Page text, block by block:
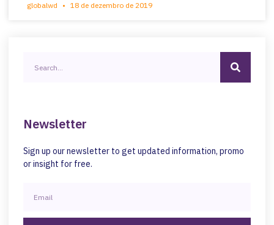
globalwd 18 de dezembro de 2019
Newsletter
Sign up our newsletter to get updated information, promo
or insight for free.